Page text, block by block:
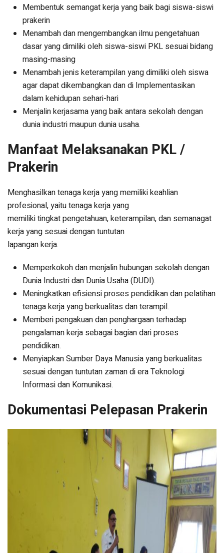
Membentuk semangat kerja yang baik bagi siswa-siswi
prakerin
Menambah dan mengembangkan ilmu pengetahuan
dasar yang dimiliki oleh siswa-siswi PKL sesuai bidang
masing-masing
Menambah jenis keterampilan yang dimiliki oleh siswa
agar dapat dikembangkan dan di Implementasikan
dalam kehidupan sehari-hari
Menjalin kerjasama yang baik antara sekolah dengan
dunia industri maupun dunia usaha.
Manfaat Melaksanakan PKL /
Prakerin
Menghasilkan tenaga kerja yang memiliki keahlian
profesional, yaitu tenaga kerja yang
memiliki tingkat pengetahuan, keterampilan, dan semanagat
kerja yang sesuai dengan tuntutan
lapangan kerja.
Memperkokoh dan menjalin hubungan sekolah dengan
Dunia Industri dan Dunia Usaha (DUDI).
Meningkatkan efisiensi proses pendidikan dan pelatihan
tenaga kerja yang berkualitas dan terampil.
Memberi pengakuan dan penghargaan terhadap
pengalaman kerja sebagai bagian dari proses
pendidikan.
Menyiapkan Sumber Daya Manusia yang berkualitas
sesuai dengan tuntutan zaman di era Teknologi
Informasi dan Komunikasi.
Dokumentasi Pelepasan Prakerin